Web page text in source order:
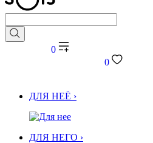
0
0
ДЛЯ НЕЁ ›
ДЛЯ НЕГО ›